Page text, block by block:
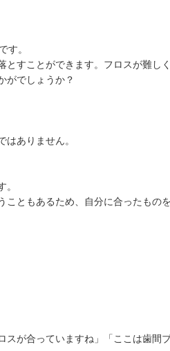
す。
すことができます。フロスが難し
がでしょうか？
ありません。
ともあるため、自分に合ったもの
が合っていますね」「ここは歯間